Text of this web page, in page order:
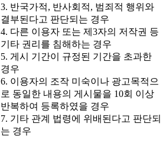
3. 반국가적, 반사회적, 범죄적 행위와
결부된다고 판단되는 경우
4. 다른 이용자 또는 제3자의 저작권 등
기타 권리를 침해하는 경우
5. 게시 기간이 규정된 기간을 초과한
경우
6. 이용자의 조작 미숙이나 광고목적으
로 동일한 내용의 게시물을 10회 이상
반복하여 등록하였을 경우
7. 기타 관계 법령에 위배된다고 판단되
는 경우